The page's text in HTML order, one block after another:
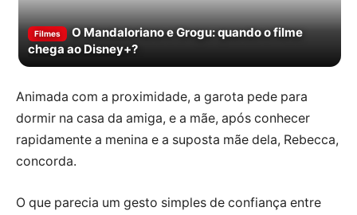
Filmes
O Mandaloriano e Grogu: quando o filme
chega ao Disney+?
Animada com a proximidade, a garota pede para
dormir na casa da amiga, e a mãe, após conhecer
rapidamente a menina e a suposta mãe dela, Rebecca,
concorda.
O que parecia um gesto simples de confiança entre